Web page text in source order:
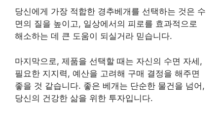
당신에게 가장 적합한 경추베개를 선택하는 것은 수
면의 질을 높이고, 일상에서의 피로를 효과적으로
해소하는 데 큰 도움이 되실거라 믿습니다.
마지막으로, 제품을 선택할 때는 자신의 수면 자세,
필요한 지지력, 예산을 고려해 구매 결정을 해주면
좋을 것 같습니다. 좋은 베개는 단순한 물건을 넘어,
당신의 건강한 삶을 위한 투자입니다.